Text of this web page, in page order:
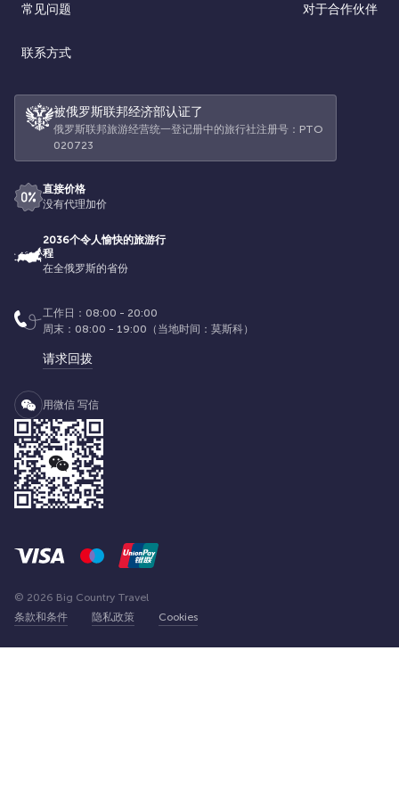
常见问题 对于合作伙伴
联系方式
被俄罗斯联邦经济部认证了
俄罗斯联邦旅游经营统一登记册中的旅行社注册号：РТО
020723
直接价格
没有代理加价
2036个令人愉快的旅游行
程
在全俄罗斯的省份
工作日：08:00 - 20:00
周末：08:00 - 19:00（当地时间：莫斯科）
请求回拨
用微信 写信
条款和条件 隐私政策 Cookies
© 2026 Big Country Travel